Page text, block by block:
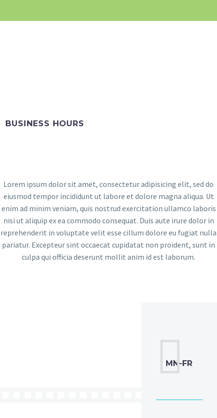
BUSINESS HOURS
Lorem ipsum dolor sit amet, consectetur adipisicing elit, sed do
eiusmod tempor incididunt ut labore et dolore magna aliqua. Ut
enim ad minim veniam, quis nostrud exercitation ullamco laboris
nisi ut aliquip ex ea commodo consequat. Duis aute irure dolor in
reprehenderit in voluptate velit esse cillum dolore eu fugiat nulla
pariatur. Excepteur sint occaecat cupidatat non proident, sunt in
culpa qui officia deserunt mollit anim id est laborum.

